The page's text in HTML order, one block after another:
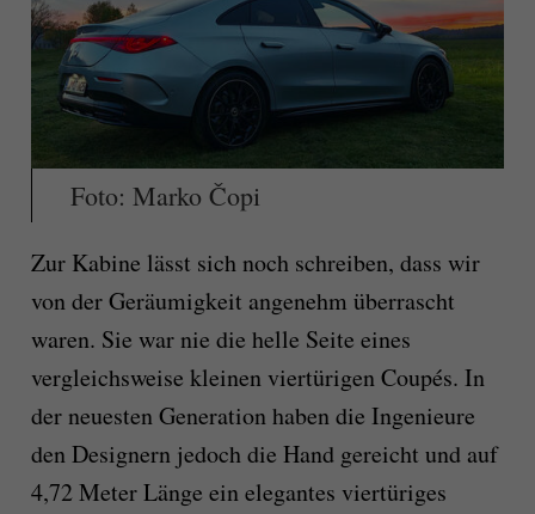
Foto: Marko Čopi
Zur Kabine lässt sich noch schreiben, dass wir
von der Geräumigkeit angenehm überrascht
waren. Sie war nie die helle Seite eines
vergleichsweise kleinen viertürigen Coupés. In
der neuesten Generation haben die Ingenieure
den Designern jedoch die Hand gereicht und auf
4,72 Meter Länge ein elegantes viertüriges